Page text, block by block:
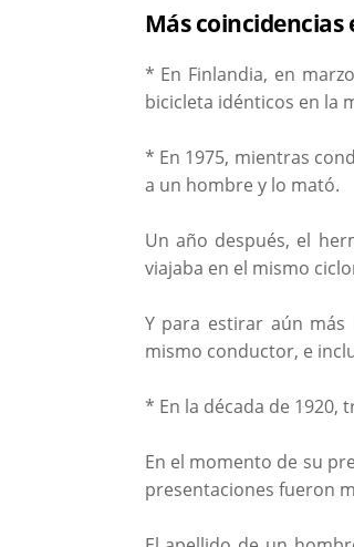
Más coincidencias
* En Finlandia, en
bicicleta idénticos en la
* En 1975, mientras
a un hombre y lo mató.
Un año después, el
viajaba en el mismo
Y para estirar aún
mismo conductor, e
* En la década de 1920,
En el momento de su
presentaciones fueron